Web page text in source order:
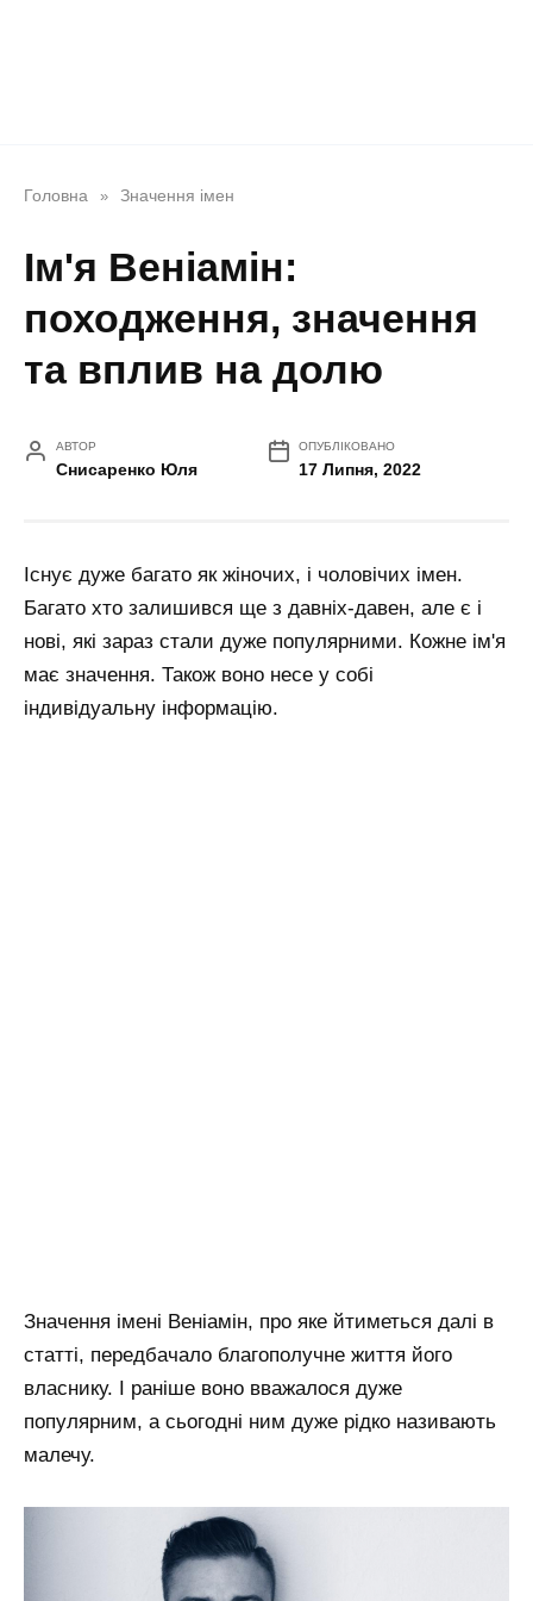
Головна » Значення імен
Ім'я Веніамін:
походження, значення
та вплив на долю
АВТОР
Снисаренко Юля
ОПУБЛІКОВАНО
17 Липня, 2022
Існує дуже багато як жіночих, і чоловічих імен.
Багато хто залишився ще з давніх-давен, але є і
нові, які зараз стали дуже популярними. Кожне ім'я
має значення. Також воно несе у собі
індивідуальну інформацію.
Значення імені Веніамін, про яке йтиметься далі в
статті, передбачало благополучне життя його
власнику. І раніше воно вважалося дуже
популярним, а сьогодні ним дуже рідко називають
малечу.